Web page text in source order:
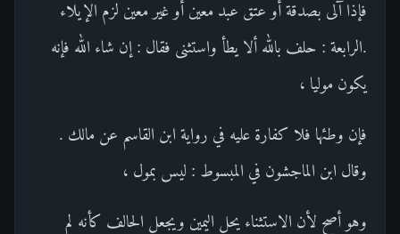
فإذا آلى بصدقة أو عتق عبد معين أو غير معين لزم الإيلاء
.الرابعة : حلف بالله ألا يطأ واستثنى فقال : إن شاء الله فإنه
يكون موليا ،
فإن وطئها فلا كفارة عليه في رواية ابن القاسم عن مالك .
وقال ابن الماجشون في المبسوط : ليس بمول ،
وهو أصح لأن الاستثناء يحل اليمين ويجعل الحالف كأنه لم